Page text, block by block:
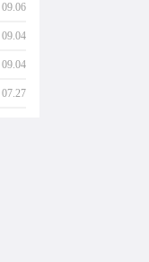
09.06
09.04
09.04
07.27